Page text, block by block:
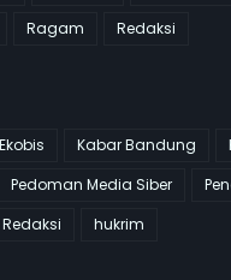
Ragam Redaksi
Ekobis Kabar Bandung
Pedoman Media Siber
Redaksi hukrim